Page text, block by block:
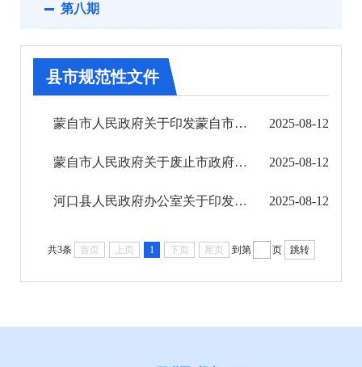
第八期
州政府办公室文件
州直部门规范性文件
县市规范性文件
第十期
第十二期
县市规范性文件
蒙自市人民政府关于印发蒙自市农村供水工程运行管理办法的通知 2025-08-12
蒙自市人民政府关于废止市政府规范性文件的决定 2025-08-12
河口县人民政府办公室关于印发《河口县政府专职消防队伍管理办法》的通知 2025-08-12
共3条 首页 上页 1 下页 尾页 到第 页 跳转